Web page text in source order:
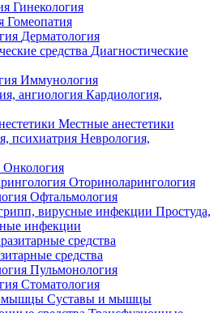
Гинекология
Гомеопатия
Дерматология
Диагностические
Иммунология
Кардиология,
Местные анестетики
Неврология,
Онкология
Оториноларингология
Офтальмология
Простуда,
инфекции
средства
Пульмонология
Стоматология
Суставы и мышцы